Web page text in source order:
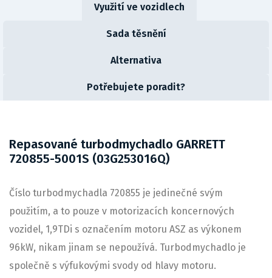
Využití ve vozidlech
Sada těsnění
Alternativa
Potřebujete poradit?
Repasované turbodmychadlo GARRETT
720855-5001S (03G253016Q)
Číslo turbodmychadla 720855 je jedinečné svým
použitím, a to pouze v motorizacích koncernových
vozidel, 1,9TDi s označením motoru ASZ as výkonem
96kW, nikam jinam se nepoužívá. Turbodmychadlo je
společně s výfukovými svody od hlavy motoru.